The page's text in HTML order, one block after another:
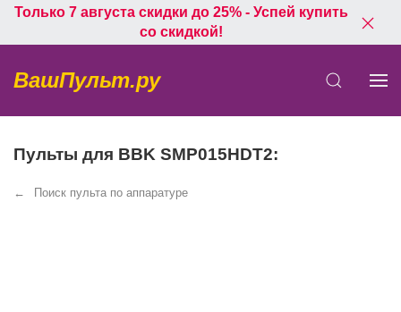
Только 7 августа скидки до 25% - Успей купить
со скидкой!
ВашПульт.ру
Пульты для BBK SMP015HDT2:
Поиск пульта по аппаратуре